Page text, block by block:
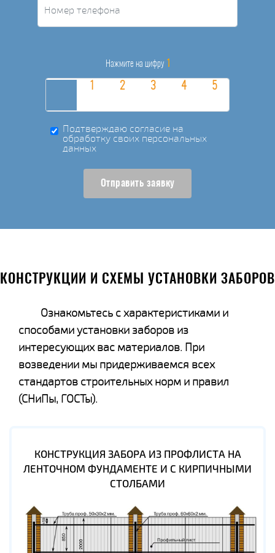
Нажмите на цифру 1
Подтверждаю согласие на
обработку своих персональных
данных
Отправить заявку
КОНСТРУКЦИИ И СХЕМЫ УСТАНОВКИ ЗАБОРОВ
Ознакомьтесь с характеристиками и
способами установки заборов из
интересующих вас материалов. При
возведении мы придерживаемся всех
стандартов строительных норм и правил
(СНиПы, ГОСТы).
КОНСТРУКЦИЯ ЗАБОРА ИЗ ПРОФЛИСТА НА
ЛЕНТОЧНОМ ФУНДАМЕНТЕ И С КИРПИЧНЫМИ
СТОЛБАМИ